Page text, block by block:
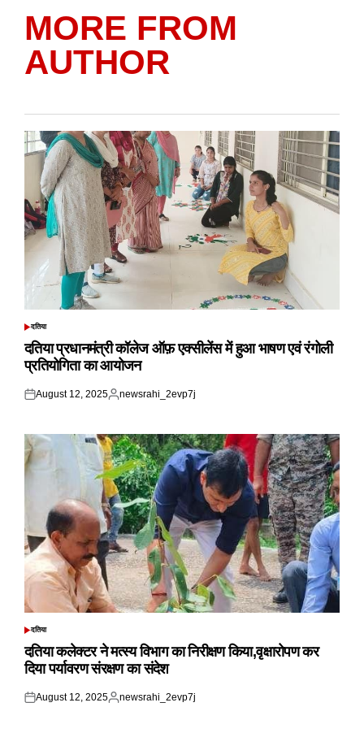
MORE FROM
AUTHOR
POSTED
दतिया
दतिया प्रधानमंत्री कॉलेज ऑफ़ एक्सीलेंस में हुआ भाषण एवं रंगोली
प्रतियोगिता का आयोजन
Posted
August 12, 2025
Posted
newsrahi_2evp7j
POSTED
दतिया
दतिया कलेक्टर ने मत्स्य विभाग का निरीक्षण किया,वृक्षारोपण कर
दिया पर्यावरण संरक्षण का संदेश
Posted
August 12, 2025
Posted
newsrahi_2evp7j